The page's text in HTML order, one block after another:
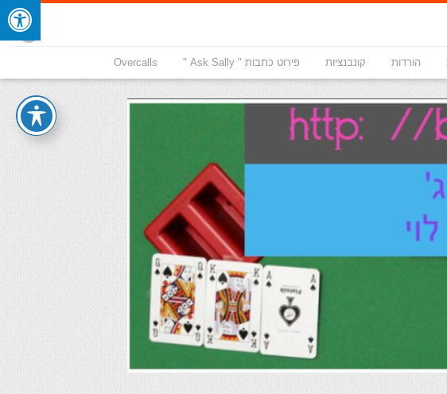
הורדות קונבנציות פירוט כתבות " Ask Sally " Overcalls